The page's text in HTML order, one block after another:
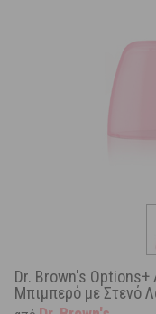
Dr. Brown's
Μπιμπερό με Στενό